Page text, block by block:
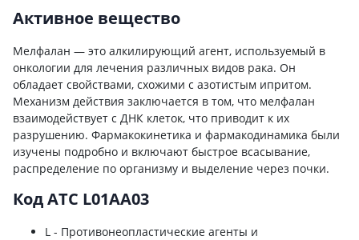
Активное вещество
Мелфалан — это алкилирующий агент, используемый в
онкологии для лечения различных видов рака. Он
обладает свойствами, схожими с азотистым ипритом.
Механизм действия заключается в том, что мелфалан
взаимодействует с ДНК клеток, что приводит к их
разрушению. Фармакокинетика и фармакодинамика были
изучены подробно и включают быстрое всасывание,
распределение по организму и выделение через почки.
Код ATC L01AA03
L - Противонеопластические агенты и